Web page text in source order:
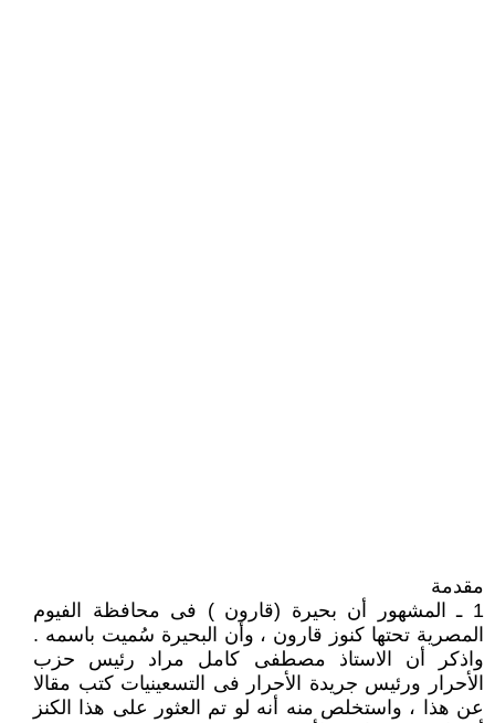
مقدمة
1 ـ المشهور أن بحيرة (قارون ) فى محافظة الفيوم
المصرية تحتها كنوز قارون ، وأن البحيرة سُميت باسمه .
واذكر أن الاستاذ مصطفى كامل مراد رئيس حزب
الأحرار ورئيس جريدة الأحرار فى التسعينيات كتب مقالا
عن هذا ، واستخلص منه أنه لو تم العثور على هذا الكنز